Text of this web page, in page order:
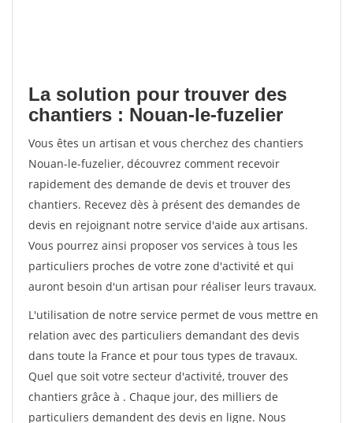
La solution pour trouver des
chantiers : Nouan-le-fuzelier
Vous êtes un artisan et vous cherchez des chantiers
Nouan-le-fuzelier, découvrez comment recevoir
rapidement des demande de devis et trouver des
chantiers. Recevez dès à présent des demandes de
devis en rejoignant notre service d'aide aux artisans.
Vous pourrez ainsi proposer vos services à tous les
particuliers proches de votre zone d'activité et qui
auront besoin d'un artisan pour réaliser leurs travaux.
L'utilisation de notre service permet de vous mettre en
relation avec des particuliers demandant des devis
dans toute la France et pour tous types de travaux.
Quel que soit votre secteur d'activité, trouver des
chantiers grâce à . Chaque jour, des milliers de
particuliers demandent des devis en ligne. Nous